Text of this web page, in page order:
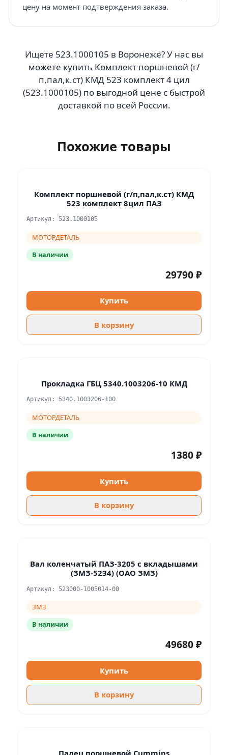
цену на момент подтверждения заказа.
Ищете 523.1000105 в Воронеже? У нас вы
можете купить Комплект поршневой (г/
п,пал,к.ст) КМД 523 комплект 4 цил
(523.1000105) по выгодной цене с быстрой
доставкой по всей России.
Похожие товары
Комплект поршневой (г/п,пал,к.ст) КМД
523 комплект 8цил ПАЗ
Артикул: 523.1000105
МОТОРДЕТАЛЬ
В наличии
29790 ₽
Купить
В корзину
Прокладка ГБЦ 5340.1003206-10 КМД
Артикул: 5340.1003206-10О
МОТОРДЕТАЛЬ
В наличии
1380 ₽
Купить
В корзину
Вал коленчатый ПАЗ-3205 с вкладышами
(ЗМЗ-5234) (ОАО ЗМЗ)
Артикул: 523000-1005014-00
ЗМЗ
В наличии
49680 ₽
Купить
В корзину